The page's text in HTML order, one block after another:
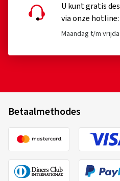
U kunt gratis
via onze hotline:
Maandag t/m
Betaalmethodes